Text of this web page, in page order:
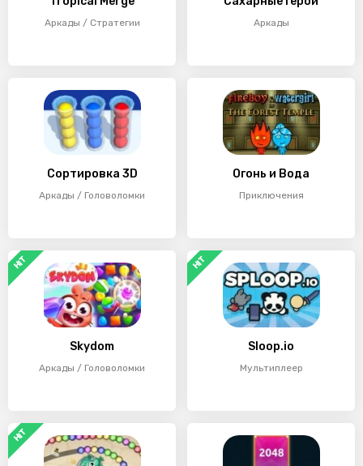
Аркады / Стратегии Аркады
Сортировка 3D
Аркады / Головоломки
Огонь и Вода
Приключения
Skydom
Аркады / Головоломки
HIT
Sloop.io
Мультиплеер
HIT
HIT